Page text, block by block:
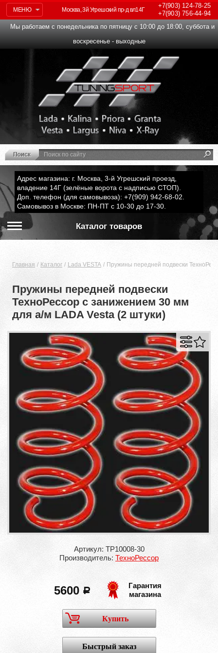
МЕНЮ
+7(903)124-78-25
+7(903)756-44-94
Москва, 3й Угрешский пр-д вл14Г
Мы работаем с понедельника по пятницу с 10:00 до 18:00, суббота и
воскресенье - выходные
Адрес магазина: г. Москва, 3-й Угрешский проезд,
владение 14Г (зелёные ворота с надписью СТОП).
Доп. телефон (для самовывоза): +7(909) 942-68-02.
Самовывоз в Москве: ПН-ПТ с 10-30 до 17-30.
Каталог товаров
Главная Каталог Lada VESTA Пружины передней подвески
Пружины передней подвески
ТехноРессор с занижением 30 мм
для а/м LADA Vesta (2 штуки)
Артикул: ТР10008-30
Производитель: ТехноРессор
5600 a
Гарантия
магазина
Купить
Быстрый заказ